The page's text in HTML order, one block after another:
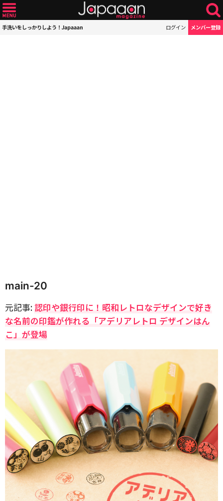
手洗いをしっかりしよう！Japaaan ログイン メンバー登録
main-20
元記事:認印や銀行印に！昭和レトロなデザインで好き
な名前の印鑑が作れる「アデリアレトロ デザインはん
こ」が登場